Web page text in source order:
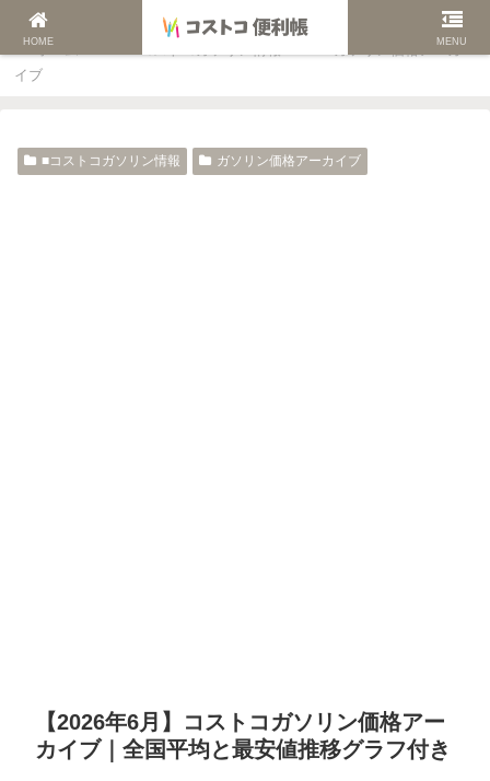
ホーム
ガソリン価格アーカ
イブ
■コストコガソリン情報 ガソリン価格アーカイブ
【2026年6月】コストコガソリン価格アー
カイブ｜全国平均と最安値推移グラフ付き
HOME MENU